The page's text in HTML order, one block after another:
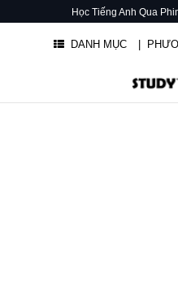
Học Tiếng Anh Qua
DANH MỤC |